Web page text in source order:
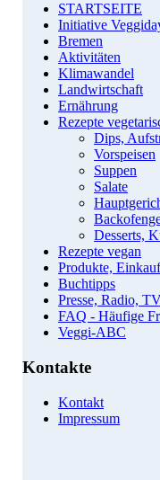
STARTSEITE
Initiative
Bremen
Aktivitäten
Klimawandel
Landwirtschaft
Ernährung
Rezepte
Dips,
Vorspeisen
Suppen
Salate
Desserts,
Rezepte vegan
Produkte,
Buchtipps
Presse, Radio,
FAQ - Häufige
Veggi-ABC
Kontakte
Kontakt
Impressum